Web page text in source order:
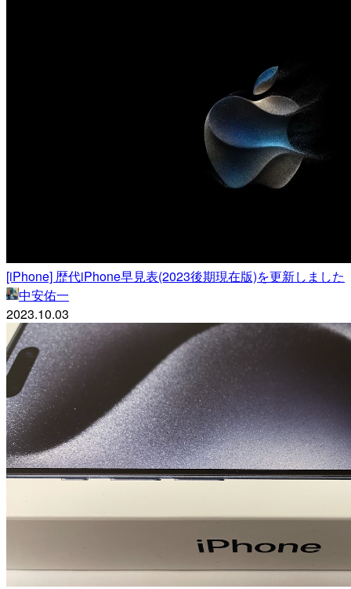
[iPhone] 歴代iPhone早見表(2023後期現在版)を更新しました
中安佑一
2023.10.03